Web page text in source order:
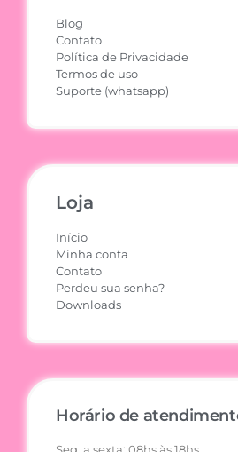
Blog
Contato
Política de Privacidade
Termos de uso
Suporte (whatsapp)
Loja
Início
Minha conta
Contato
Perdeu sua senha?
Downloads
Horário de
Seg. a sexta: 08hs às 18hs